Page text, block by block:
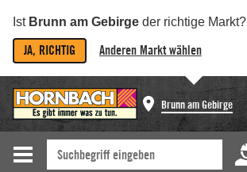
Ist Brunn am Gebirge der richtige Markt?
JA, RICHTIG Anderen Markt wählen
Brunn am Gebirge